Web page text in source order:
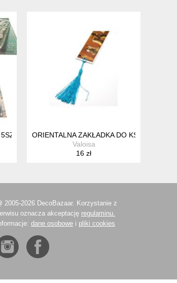
ORIENTALNA ZAKŁADKA DO KSIĄŻKI
Valoisa
16 zł
2005-2026 DecoBazaar. Korzystanie z
oznacza akceptację regulaminu.
dane osobowe i pliki cookies